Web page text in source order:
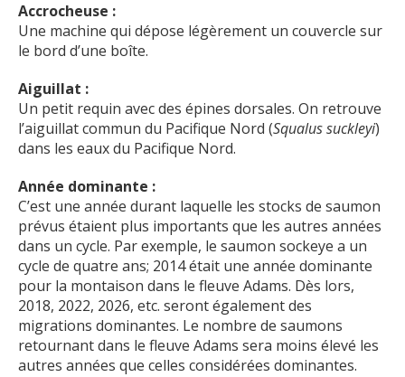
Accrocheuse :
Une machine qui dépose légèrement un couvercle sur
le bord d’une boîte.
Aiguillat :
Un petit requin avec des épines dorsales. On retrouve
l’aiguillat commun du Pacifique Nord (Squalus suckleyi)
dans les eaux du Pacifique Nord.
Année dominante :
C’est une année durant laquelle les stocks de saumon
prévus étaient plus importants que les autres années
dans un cycle. Par exemple, le saumon sockeye a un
cycle de quatre ans; 2014 était une année dominante
pour la montaison dans le fleuve Adams. Dès lors,
2018, 2022, 2026, etc. seront également des
migrations dominantes. Le nombre de saumons
retournant dans le fleuve Adams sera moins élevé les
autres années que celles considérées dominantes.